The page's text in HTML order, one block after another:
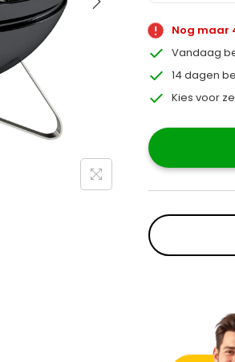
Nog maar
Vandaag
14 dagen
Kies voor